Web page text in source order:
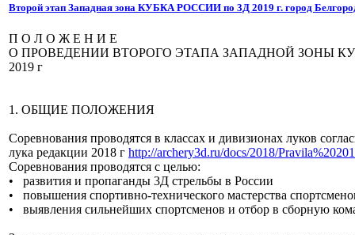
Второй этап Западная зона КУБКА РОССИИ по 3Д 2019 г. город
П О Л О Ж Е Н И Е
О ПРОВЕДЕНИИ ВТОРОГО ЭТАПА ЗАПАДНОЙ ЗОНЫ
2019 г
1. ОБЩИЕ ПОЛОЖЕНИЯ
Соревнования проводятся в классах и дивизионах луков
лука редакции 2018 г http://archery3d.ru/docs/2018/
Соревнования проводятся с целью:
• развития и пропаганды 3Д стрельбы в России
• повышения спортивно-технического мастерства
• выявления сильнейших спортсменов и отбор в сборную